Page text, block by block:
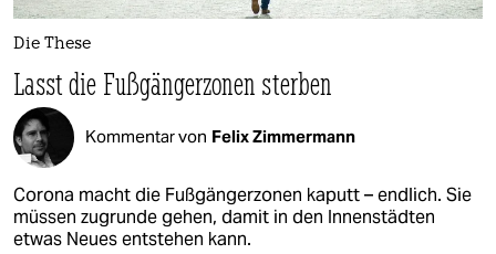
Die These
Lasst die Fußgängerzonen sterben
Kommentar von Felix Zimmermann
Corona macht die Fußgängerzonen kaputt – endlich. Sie
müssen zugrunde gehen, damit in den Innenstädten
etwas Neues entstehen kann.